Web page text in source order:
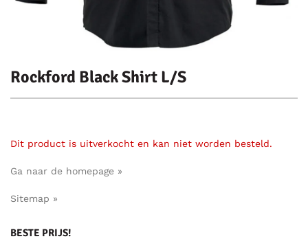
Rockford Black Shirt L/S
Dit product is uitverkocht en kan niet worden besteld.
Ga naar de homepage »
Sitemap »
BESTE PRIJS!